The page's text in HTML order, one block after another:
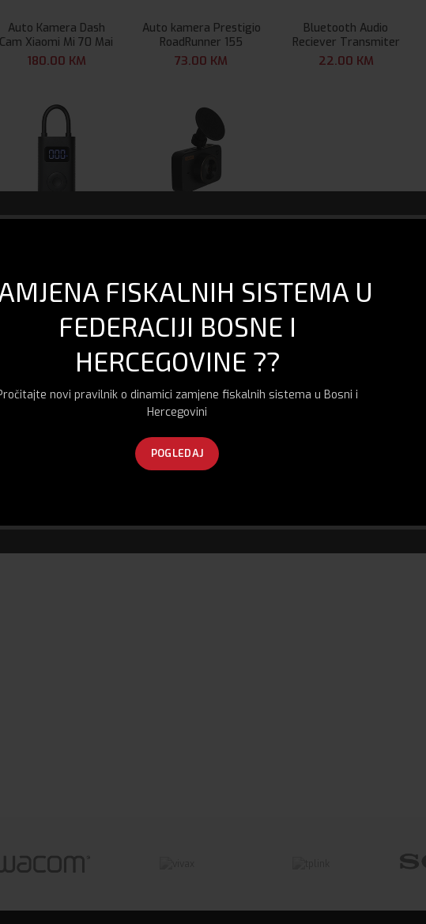
FISKALNIH SISTEMA U
FEDERACIJI BOSNE I
HERCEGOVINE ??
novi pravilnik o dinamici zamjene fiskalnih sistema u Bosni i
Hercegovini
POGLEDAJ
Auto Kamera Dash
Cam Xiaomi Mi 70 Mai
Pro D02
180.00 KM
Auto kamera Prestigio
RoadRunner 155
73.00 KM
Bluetooth Audio
Reciever Transmiter
FM Reciever
22.00 KM